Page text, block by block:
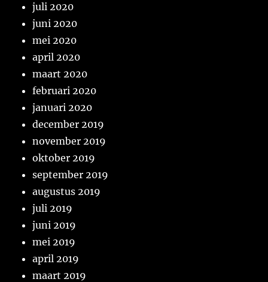
juli 2020
juni 2020
mei 2020
april 2020
maart 2020
februari 2020
januari 2020
december 2019
november 2019
oktober 2019
september 2019
augustus 2019
juli 2019
juni 2019
mei 2019
april 2019
maart 2019